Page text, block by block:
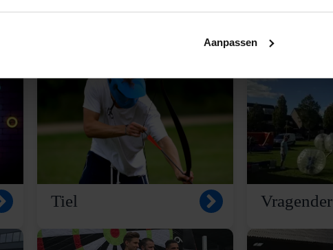
Aanpassen
Oosterbeek Putten
Tiel Vragender